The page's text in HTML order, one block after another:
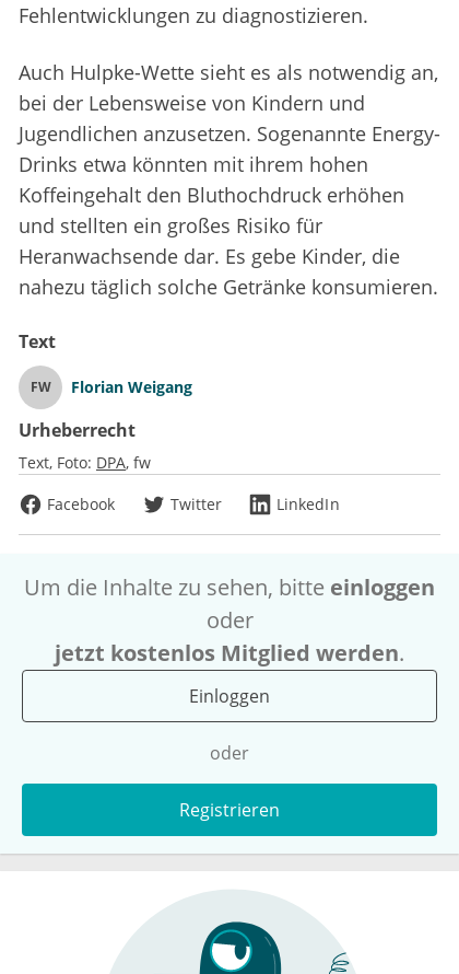
Fehlentwicklungen zu diagnostizieren.
Auch Hulpke-Wette sieht es als notwendig an,
bei der Lebensweise von Kindern und
Jugendlichen anzusetzen. Sogenannte Energy-
Drinks etwa könnten mit ihrem hohen
Koffeingehalt den Bluthochdruck erhöhen
und stellten ein großes Risiko für
Heranwachsende dar. Es gebe Kinder, die
nahezu täglich solche Getränke konsumieren.
Text
FW Florian Weigang
Urheberrecht
Text, Foto: DPA fw
Facebook
Twitter LinkedIn
Um die Inhalte zu sehen, bitte einloggen
oder
jetzt kostenlos Mitglied werden.
Einloggen
oder
Registrieren